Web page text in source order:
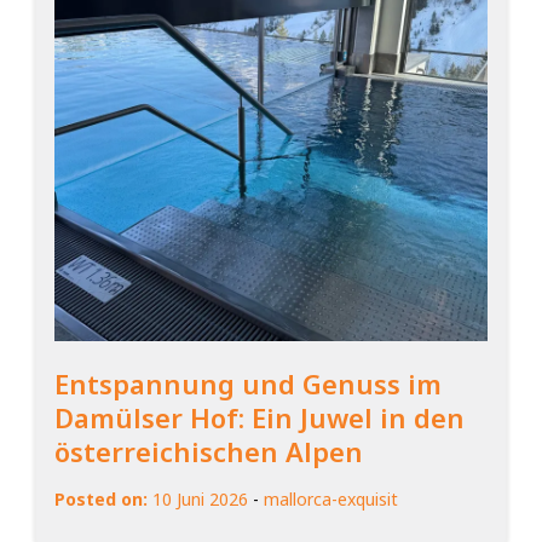
Entspannung und Genuss im
Damülser Hof: Ein Juwel in den
österreichischen Alpen
Posted on: 10 Juni 2026 - mallorca-exquisit